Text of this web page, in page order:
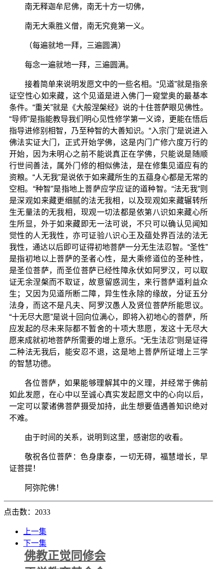
南无释迦牟尼佛，南无十方一切佛，
南无大乘胜义僧，南无究竟第一义。
（每遍就地一拜，三遍圆满）
每念一遍就地一拜，三遍圆满。
接着简单来说明发愿文中的一些名相。“见道”就是指亲
证空性心如来藏，这个见道是进入佛门一窥堂奥的最基本
条件。“重关”就是《大般涅槃经》说的十住菩萨眼见佛性。
“导师”是指能教导我们明心见性修学第一义谛，更能在悟后
指导进修别相智，乃至种智的大善知识。“入宗门”是说进入
佛法实证大门，正式开始学佛，这是内门广修六度万行的
开始，因为未明心之前不能说真正在学佛，只能说是随顺
行世间善法，属外门修的相似佛法，是在修集见道应有的
资粮。“人无我”是说依于如来藏所生的五蕴身心都是无常的
空相。“种智”是指地上菩萨应学应证的道种智。“法无我”则
是深观如来藏更细腻的法无我相，以及现观如来藏辗转所
生无量法的无我相，现观一切法都是依第八识如来藏心所
生所显，外于如来藏即无一法可说，不只可以确认见闻知
觉性的人无我性，亦可证验八识心王及蕴处界百法的法无
我性，通达以后即可证得初地菩萨一分无生法忍智。“圣性”
是指初地以上菩萨的圣者心性，是大乘修道位的圣种性，
是圣位菩萨，而圣位菩萨已经性障永伏如阿罗汉，可以取
证无余涅槃而不取证，故意留惑润生，来行菩萨道利益众
生；又因为见道所断二障，异生性永除的缘故，分证五分
法身，而这不是凡夫、阿罗汉愚人及贤位菩萨所能思议。
“十无尽大愿”是说十回向位满心，即将入初地心的菩萨，所
应发起的尽未来际都不暂舍的十项大悲愿，发这十无尽大
愿来成就初地菩萨所需要的增上意乐。“无生法忍”则是证得
二种法无我后，能安忍不退，这是地上菩萨所证增上三学
的智慧功德。
各位菩萨，如果能够理解其中的义理，并经常于佛前
如此发愿，在心中以至诚心真实发起愿文中的心向以后，
一定可以蒙诸佛菩萨摄受加持，此生想要值遇善知识绝对
不难。
由于时间的关系，说明到这里，感谢您的收看。
敬祝各位菩萨：色身康泰，一切无碍，福慧增长，早
证菩提！
阿弥陀佛！
点击数：2033
上一集
下一集
佛教正觉同修会